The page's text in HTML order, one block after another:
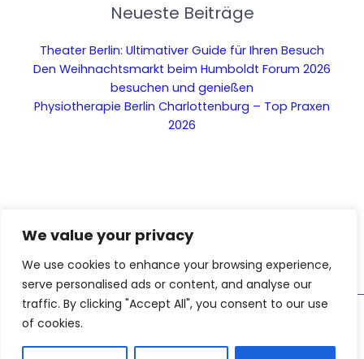
We value your privacy
We use cookies to enhance your browsing experience,
serve personalised ads or content, and analyse our
traffic. By clicking "Accept All", you consent to our use
of cookies.
Neueste Beiträge
Theater Berlin: Ultimativer Guide für Ihren Besuch
Den Weihnachtsmarkt beim Humboldt Forum 2026
besuchen und genießen
Physiotherapie Berlin Charlottenburg – Top Praxen
2026
Copyright © 2026 Das ist Berlin – Dein Stadtblog für die
Hauptstadt
AIund Bilder sind mithilfe